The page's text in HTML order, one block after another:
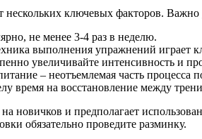
ключевых факторов.
не менее 3-4 раз в неделю.
выполнения упражнений играет
увеличивайте интенсивность и
– неотъемлемая часть процесса
время на восстановление между
новичков и предполагает
обязательно проведите разминку.